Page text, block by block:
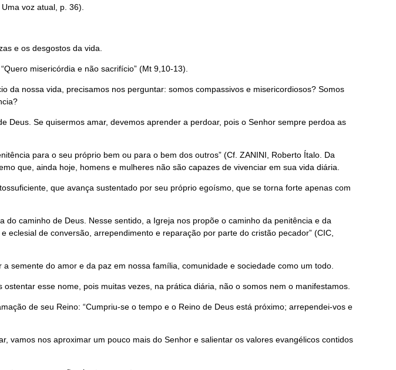
voz atual, p. 36).
e os desgostos da vida.
misericórdia e não sacrifício” (Mt 9,10-13).
nossa vida, precisamos nos perguntar: somos compassivos e misericordiosos? Somos
Se quisermos amar, devemos aprender a perdoar, pois o Senhor sempre perdoa as
para o seu próprio bem ou para o bem dos outros” (Cf. ZANINI, Roberto Ítalo. Da
que, ainda hoje, homens e mulheres não são capazes de vivenciar em sua vida diária.
que avança sustentado por seu próprio egoísmo, que se torna forte apenas com
caminho de Deus. Nesse sentido, a Igreja nos propõe o caminho da penitência e da
de conversão, arrependimento e reparação por parte do cristão pecador” (CIC,
semente do amor e da paz em nossa família, comunidade e sociedade como um todo.
esse nome, pois muitas vezes, na prática diária, não o somos nem o manifestamos.
de seu Reino: “Cumpriu-se o tempo e o Reino de Deus está próximo; arrependei-vos e
vamos nos aproximar um pouco mais do Senhor e salientar os valores evangélicos contidos